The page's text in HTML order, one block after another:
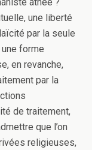
une liberté
par la seule
forme
en revanche,
par la
de traitement,
que l’on
religieuses,